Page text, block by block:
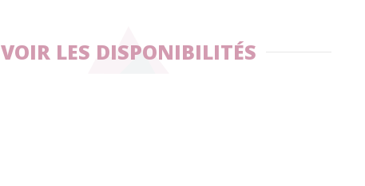
VOIR LES DISPONIBILITÉS